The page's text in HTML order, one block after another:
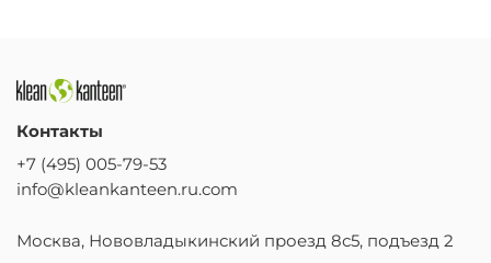
Контакты
+7 (495) 005-79-53
info@kleankanteen.ru.com
Москва, Нововладыкинский проезд 8с5, подъезд 2